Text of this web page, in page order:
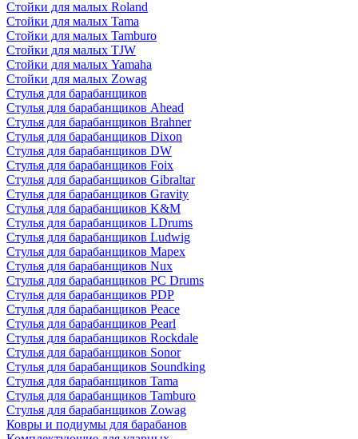
Стойки для малых Roland
Стойки для малых Tama
Стойки для малых Tamburo
Стойки для малых TJW
Стойки для малых Yamaha
Стойки для малых Zowag
Стулья для барабанщиков
Стулья для барабанщиков Ahead
Стулья для барабанщиков Brahner
Стулья для барабанщиков Dixon
Стулья для барабанщиков DW
Стулья для барабанщиков Foix
Стулья для барабанщиков Gibraltar
Стулья для барабанщиков Gravity
Стулья для барабанщиков K&M
Стулья для барабанщиков LDrums
Стулья для барабанщиков Ludwig
Стулья для барабанщиков Mapex
Стулья для барабанщиков Nux
Стулья для барабанщиков PC Drums
Стулья для барабанщиков PDP
Стулья для барабанщиков Peace
Стулья для барабанщиков Pearl
Стулья для барабанщиков Rockdale
Стулья для барабанщиков Sonor
Стулья для барабанщиков Soundking
Стулья для барабанщиков Tama
Стулья для барабанщиков Tamburo
Стулья для барабанщиков Zowag
Ковры и подиумы для барабанов